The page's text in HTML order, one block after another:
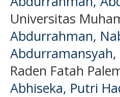
Universitas
Abdurrahman,
Raden Fatah
Abhiseka, Putri